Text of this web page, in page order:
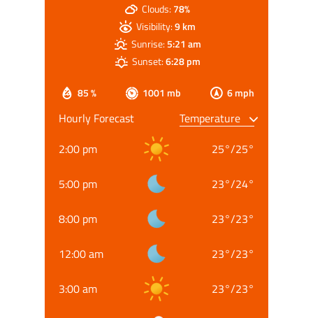
85 % 1001 mb 6 mph
Clouds:78%
Visibility:9 km
Sunrise:5:21 am
Sunset:6:28 pm
Hourly Forecast
2:00 pm
25°/25°
5:00 pm 23°/24°
8:00 pm 23°/23°
12:00 am 23°/23°
3:00 am 23°/23°